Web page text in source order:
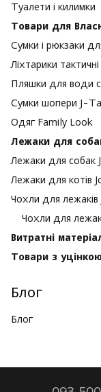
Туалети і килимки
Товари для
Сумки і рюкзаки
Ліхтарики
Пляшки для води
Сумки шопери J-
Одяг Family Look
Лежаки для
Лежаки для собак
Лежаки для котів
Чохли для
Чохли для
Витратні
Товари з
Блог
Блог